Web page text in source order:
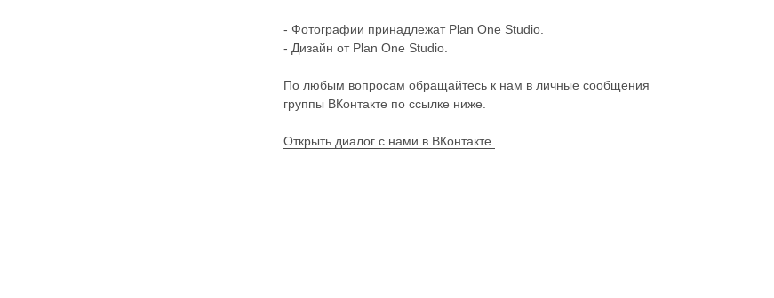
- Фотографии принадлежат Plan One Studio.
- Дизайн от Plan One Studio.
По любым вопросам обращайтесь к нам в личные сообщения
группы ВКонтакте по ссылке ниже.
Открыть диалог с нами в ВКонтакте.